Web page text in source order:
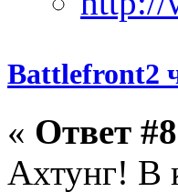
Battlefront2
« Ответ
Ахтунг! В